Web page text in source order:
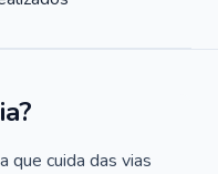
que cuida das vias